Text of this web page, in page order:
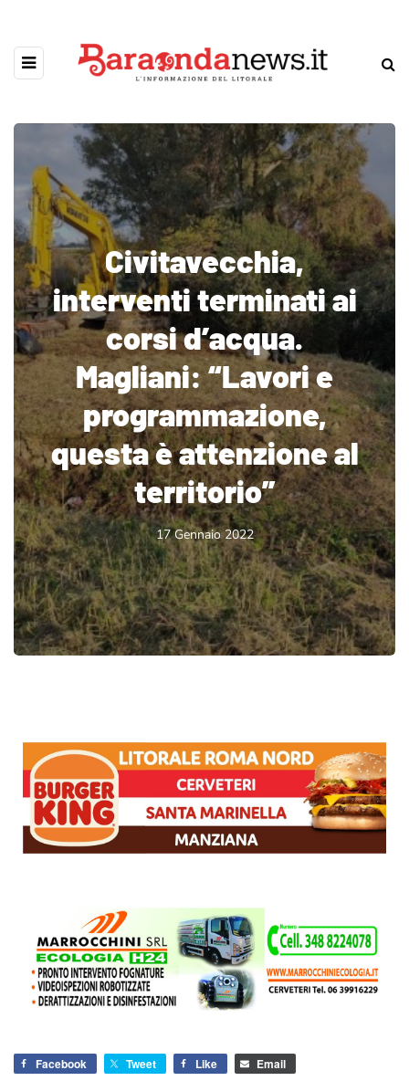
Civitavecchia,
interventi terminati ai
corsi d’acqua.
Magliani: “Lavori e
programmazione,
questa è attenzione al
territorio”
17 Gennaio 2022
Facebook Tweet Like Email